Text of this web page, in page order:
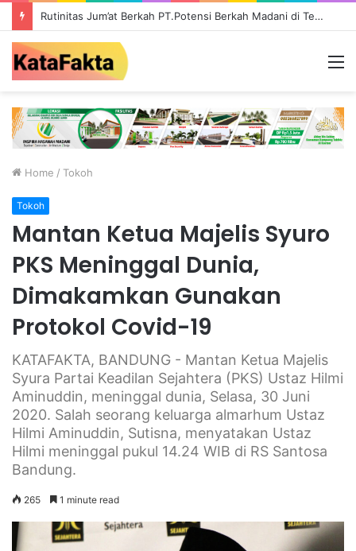
Rutinitas Jum’at Berkah PT.Potensi Berkah Madani di Tebo, Salurkan Bantuan ke Masyarakat
Home / Tokoh
Tokoh
Mantan Ketua Majelis Syuro
PKS Meninggal Dunia,
Dimakamkan Gunakan
Protokol Covid-19
KATAFAKTA, BANDUNG - Mantan Ketua Majelis
Syura Partai Keadilan Sejahtera (PKS) Ustaz Hilmi
Aminuddin, meninggal dunia, Selasa, 30 Juni
2020. Salah seorang keluarga almarhum Ustaz
Hilmi Aminuddin, Sutisna, menyatakan Ustaz
Hilmi meninggal pukul 14.24 WIB di RS Santosa
Bandung.
265 1 minute read